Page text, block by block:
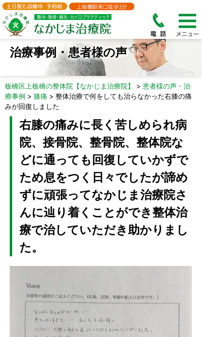
治療事例・患者様の声
板橋区上板橋の整体院【なかじま治療院】 > 患者様の声・治
療事例 > 膝痛 > 整体治療で何をしても治らなかった右膝の痛
みが回復しました
右膝の痛みに長く苦しめられ病
院、接骨院、整骨院、整体院な
どに通っても回復していかずで
ため息をつく日々でしたが諦め
ずに頑張ってなかじま治療院さ
んに辿り着くことができ整体治
療で治していただき助かりまし
た。